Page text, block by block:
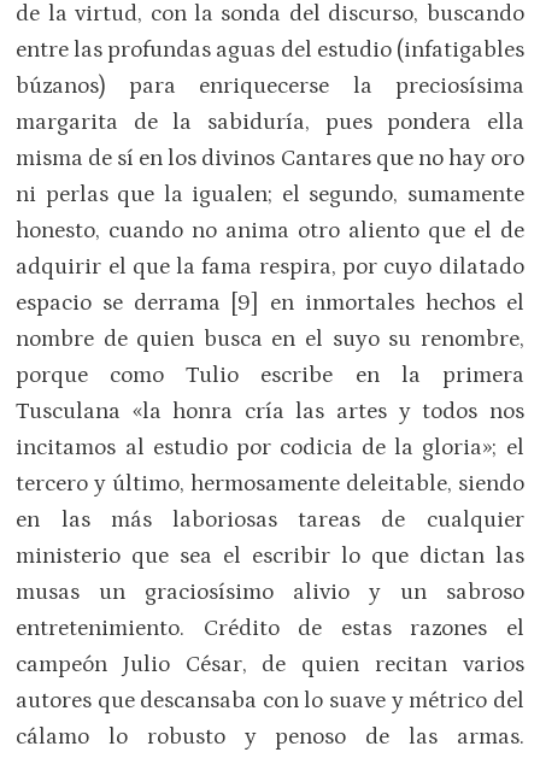
de la virtud, con la sonda del discurso, buscando
entre las profundas aguas del estudio (infatigables
búzanos) para enriquecerse la preciosísima
margarita de la sabiduría, pues pondera ella
misma de sí en los divinos Cantares que no hay oro
ni perlas que la igualen; el segundo, sumamente
honesto, cuando no anima otro aliento que el de
adquirir el que la fama respira, por cuyo dilatado
espacio se derrama [9] en inmortales hechos el
nombre de quien busca en el suyo su renombre,
porque como Tulio escribe en la primera
Tusculana «la honra cría las artes y todos nos
incitamos al estudio por codicia de la gloria»; el
tercero y último, hermosamente deleitable, siendo
en las más laboriosas tareas de cualquier
ministerio que sea el escribir lo que dictan las
musas un graciosísimo alivio y un sabroso
entretenimiento. Crédito de estas razones el
campeón Julio César, de quien recitan varios
autores que descansaba con lo suave y métrico del
cálamo lo robusto y penoso de las armas.